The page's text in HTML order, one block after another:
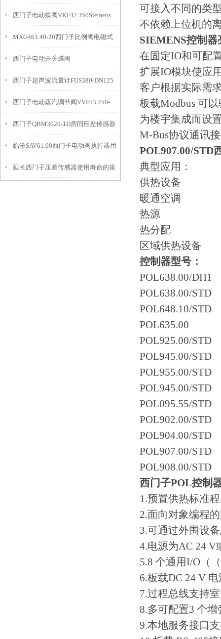
西门子电动蝶阀VKF42.350Siemens
MXG461.40-20西门子比例阀电磁式
西门子电动开关蝶阀
VKF42.100+SQL321B50
西门子超声波流量计FUS380-DN125
西门子电动蒸汽调节阀VVF53.250-
630K
西门子QBM3020-1D房间压差传感器
带显示
临汾SAV61.00西门子电动阀执行器用
途
延长西门子压差传感器使用寿命的策
可接入不同的类
不依赖上位机的
SIEMENS控制器
在固定IO和可配
扩展IO模块使应
客户根据实际需
板载Modbus 可
为楼宇集成而设
M-Bus协议通讯
POL907.00/STD
典型应用：
供热设备
暖通空调
热源
热分配
区域供热设备
控制器型号：
POL638.00/DH1
POL638.00/STD
POL648.10/STD
POL635.00
POL925.00/STD
POL945.00/STD
POL955.00/STD
POL945.00/STD
POL095.55/STD
POL902.00/STD
POL904.00/STD
POL907.00/STD
POL908.00/STD
西门子POL控制
1.预置供热标准
2.面向对象编程
3.可通过外围设
4.电源为AC 24 V
5.8 个通用I/O（
6.板载DC 24 V
7.过程总线支持
8.多可配置3 个
9.本地服务接口